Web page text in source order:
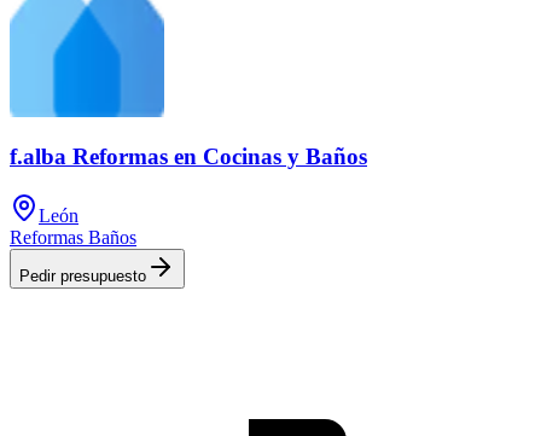
f.alba Reformas en Cocinas y Baños
León
Reformas Baños
Pedir presupuesto